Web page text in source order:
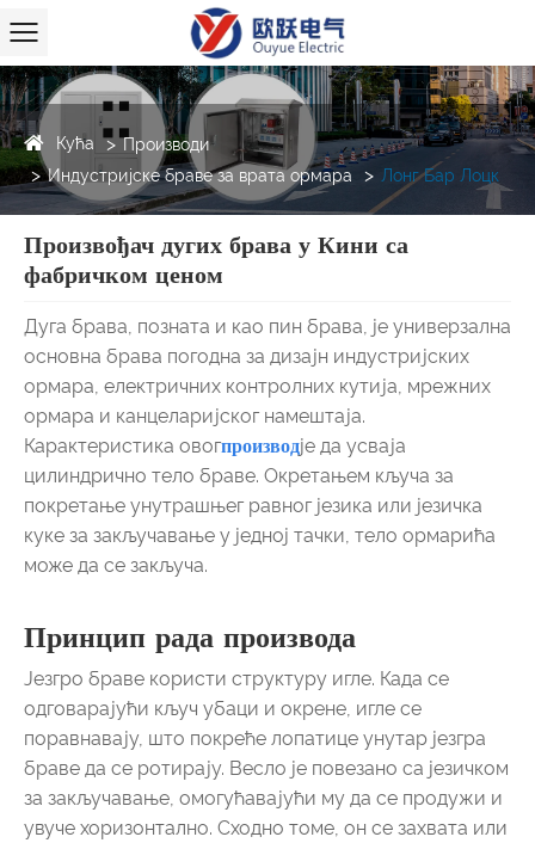
Кућа
Производи
Индустријске браве за врата ормара
Лонг Бар Лоцк
Произвођач дугих брава у Кини са
фабричком ценом
Дуга брава, позната и као пин брава, је универзална
основна брава погодна за дизајн индустријских
ормара, електричних контролних кутија, мрежних
ормара и канцеларијског намештаја.
Карактеристика овогпроизводје да усваја
цилиндрично тело браве. Окретањем кључа за
покретање унутрашњег равног језика или језичка
куке за закључавање у једној тачки, тело ормарића
може да се закључа.
Принцип рада производа
Језгро браве користи структуру игле. Када се
одговарајући кључ убаци и окрене, игле се
поравнавају, што покреће лопатице унутар језгра
браве да се ротирају. Весло је повезано са језичком
за закључавање, омогућавајући му да се продужи и
увуче хоризонтално. Сходно томе, он се захвата или